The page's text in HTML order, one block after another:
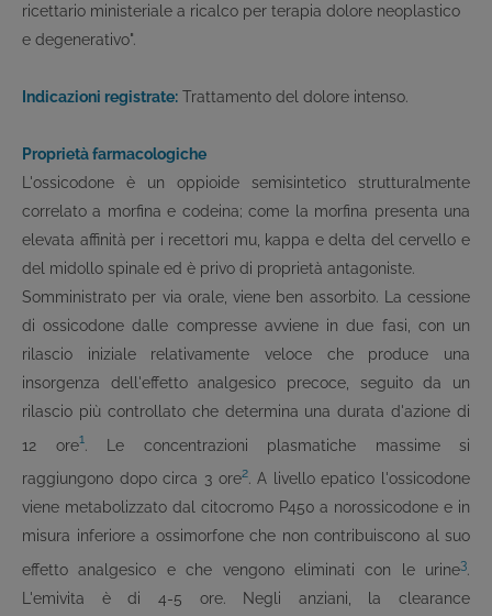
ricettario ministeriale a ricalco per terapia dolore neoplastico
e degenerativo".
Indicazioni registrate: Trattamento del dolore intenso.
Proprietà farmacologiche
L'ossicodone è un oppioide semisintetico strutturalmente
correlato a morfina e codeina; come la morfina presenta una
elevata affinità per i recettori mu, kappa e delta del cervello e
del midollo spinale ed è privo di proprietà antagoniste.
Somministrato per via orale, viene ben assorbito. La cessione
di ossicodone dalle compresse avviene in due fasi, con un
rilascio iniziale relativamente veloce che produce una
insorgenza dell'effetto analgesico precoce, seguito da un
rilascio più controllato che determina una durata d'azione di
12 ore1. Le concentrazioni plasmatiche massime si
raggiungono dopo circa 3 ore2. A livello epatico l'ossicodone
viene metabolizzato dal citocromo P450 a norossicodone e in
misura inferiore a ossimorfone che non contribuiscono al suo
effetto analgesico e che vengono eliminati con le urine3.
L'emivita è di 4-5 ore. Negli anziani, la clearance